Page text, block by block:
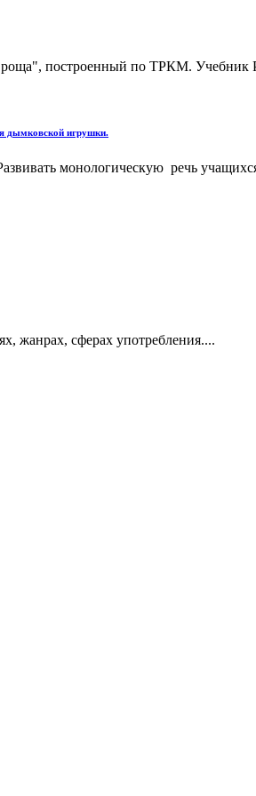
построенный по ТРКМ. Учебник
дымковской игрушки.
монологическую речь
жанрах, сферах употребления....